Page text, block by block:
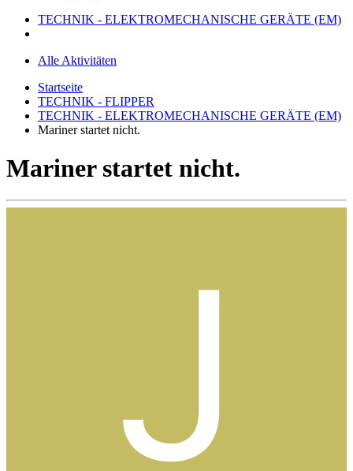
TECHNIK - ELEKTROMECHANISCHE GERÄTE (EM)
Alle Aktivitäten
Startseite
TECHNIK - FLIPPER
TECHNIK - ELEKTROMECHANISCHE GERÄTE (EM)
Mariner startet nicht.
Mariner startet nicht.